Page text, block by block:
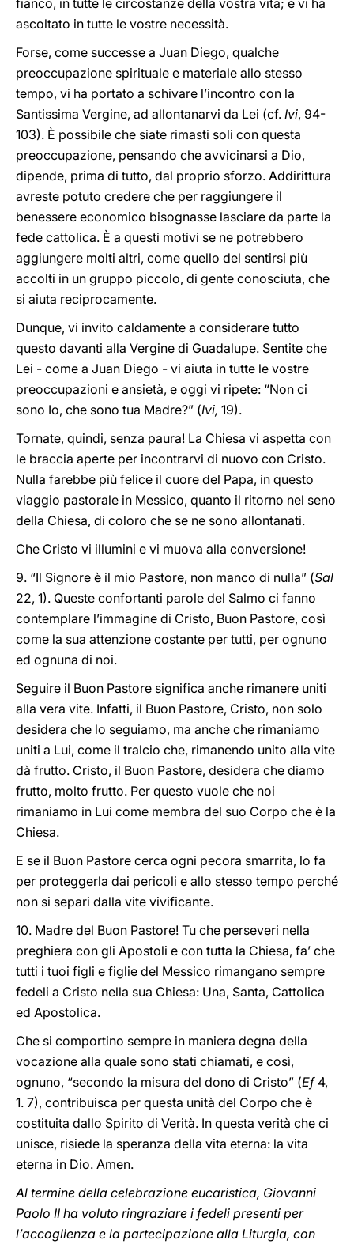
fianco, in tutte le circostanze della vostra vita; e vi ha
ascoltato in tutte le vostre necessità.
Forse, come successe a Juan Diego, qualche
preoccupazione spirituale e materiale allo stesso
tempo, vi ha portato a schivare l’incontro con la
Santissima Vergine, ad allontanarvi da Lei (cf. Ivi, 94-
103). È possibile che siate rimasti soli con questa
preoccupazione, pensando che avvicinarsi a Dio,
dipende, prima di tutto, dal proprio sforzo. Addirittura
avreste potuto credere che per raggiungere il
benessere economico bisognasse lasciare da parte la
fede cattolica. È a questi motivi se ne potrebbero
aggiungere molti altri, come quello del sentirsi più
accolti in un gruppo piccolo, di gente conosciuta, che
si aiuta reciprocamente.
Dunque, vi invito caldamente a considerare tutto
questo davanti alla Vergine di Guadalupe. Sentite che
Lei - come a Juan Diego - vi aiuta in tutte le vostre
preoccupazioni e ansietà, e oggi vi ripete: “Non ci
sono Io, che sono tua Madre?” (Ivi, 19).
Tornate, quindi, senza paura! La Chiesa vi aspetta con
le braccia aperte per incontrarvi di nuovo con Cristo.
Nulla farebbe più felice il cuore del Papa, in questo
viaggio pastorale in Messico, quanto il ritorno nel seno
della Chiesa, di coloro che se ne sono allontanati.
Che Cristo vi illumini e vi muova alla conversione!
9. “Il Signore è il mio Pastore, non manco di nulla” (Sal
22, 1). Queste confortanti parole del Salmo ci fanno
contemplare l’immagine di Cristo, Buon Pastore, così
come la sua attenzione costante per tutti, per ognuno
ed ognuna di noi.
Seguire il Buon Pastore significa anche rimanere uniti
alla vera vite. Infatti, il Buon Pastore, Cristo, non solo
desidera che lo seguiamo, ma anche che rimaniamo
uniti a Lui, come il tralcio che, rimanendo unito alla vite
dà frutto. Cristo, il Buon Pastore, desidera che diamo
frutto, molto frutto. Per questo vuole che noi
rimaniamo in Lui come membra del suo Corpo che è la
Chiesa.
E se il Buon Pastore cerca ogni pecora smarrita, lo fa
per proteggerla dai pericoli e allo stesso tempo perché
non si separi dalla vite vivificante.
10. Madre del Buon Pastore! Tu che perseveri nella
preghiera con gli Apostoli e con tutta la Chiesa, fa’ che
tutti i tuoi figli e figlie del Messico rimangano sempre
fedeli a Cristo nella sua Chiesa: Una, Santa, Cattolica
ed Apostolica.
Che si comportino sempre in maniera degna della
vocazione alla quale sono stati chiamati, e così,
ognuno, “secondo la misura del dono di Cristo” (Ef4,
1. 7), contribuisca per questa unità del Corpo che è
costituita dallo Spirito di Verità. In questa verità che ci
unisce, risiede la speranza della vita eterna: la vita
eterna in Dio. Amen.
Al termine della celebrazione eucaristica, Giovanni
Paolo II ha voluto ringraziare i fedeli presenti per
l’accoglienza e la partecipazione alla Liturgia, con